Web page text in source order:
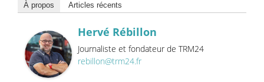
À propos Articles récents
Hervé Rébillon
Journaliste et fondateur de TRM24
rebillon@trm24.fr